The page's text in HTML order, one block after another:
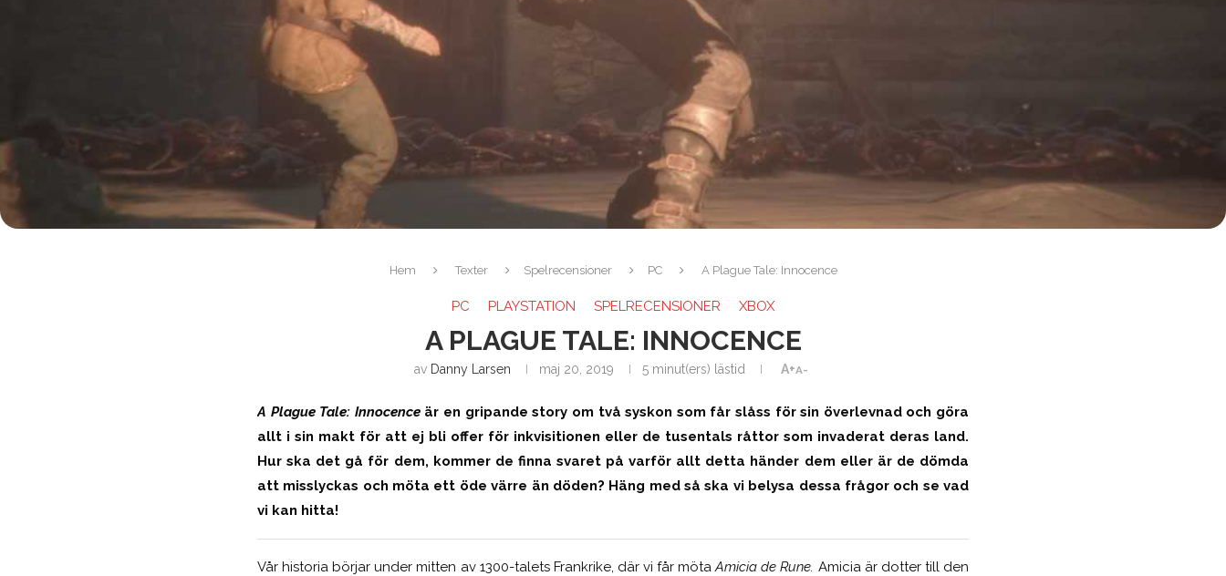
Hem Texter Spelrecensioner PC A Plague Tale: Innocence
PC PLAYSTATION SPELRECENSIONER XBOX
A PLAGUE TALE: INNOCENCE
av Danny Larsen maj 20, 2019 5 minut(ers) lästid A+A-
A Plague Tale: Innocenceär en gripande story om två syskon som får slåss för sin överlevnad och göra
allt i sin makt för att ej bli offer för inkvisitionen eller de tusentals råttor som invaderat deras land.
Hur ska det gå för dem, kommer de finna svaret på varför allt detta händer dem eller är de dömda
att misslyckas och möta ett öde värre än döden? Häng med så ska vi belysa dessa frågor och se vad
vi kan hitta!
Vår historia börjar under mitten av 1300-talets Frankrike, där vi får mötaAmicia de Rune. Amicia är dotter till den